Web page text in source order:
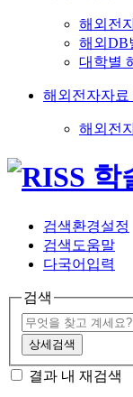
해외전
해외DB
대학별
해외전자자료
해외전
검색환경설정
검색도움말
다국어입력
검색
상세검색
결과 내 재검색